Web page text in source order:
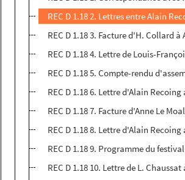
REC D 1.18 2. Lettres entre Alain
REC D 1.18 3. Facture d'H. Collard
REC D 1.18 4. Lettre de Louis-
REC D 1.18 5. Compte-rendu
REC D 1.18 6. Lettre d'Alain
REC D 1.18 7. Facture d'Anne Le
REC D 1.18 8. Lettre d'Alain
REC D 1.18 9. Programme du
REC D 1.18 10. Lettre de L.